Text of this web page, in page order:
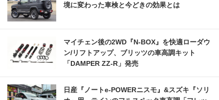
境に変わった車検と今どきの効果とは
マイチェン後の2WD『N-BOX』を快適ローダウ
ン/リフトアップ、ブリッツの車高調キット
「DAMPER ZZ-R」発売
日産『ノートe-POWERニスモ』&スズキ『ソリ